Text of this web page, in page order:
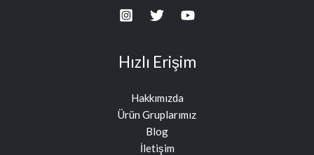
Hızlı Erişim
Hakkımızda
Ürün Gruplarımız
Blog
İletişim